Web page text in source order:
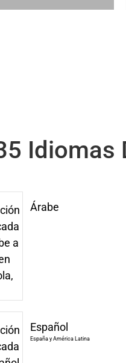
Idiomas
Árabe
Español
España y América Latina